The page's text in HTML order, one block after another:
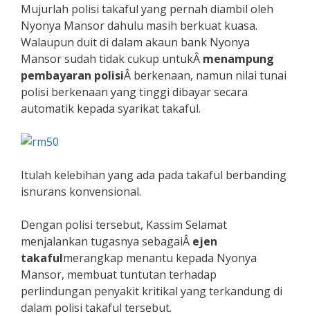
Mujurlah polisi takaful yang pernah diambil oleh
Nyonya Mansor dahulu masih berkuat kuasa.
Walaupun duit di dalam akaun bank Nyonya
Mansor sudah tidak cukup untukÂ menampung
pembayaran polisiÂ berkenaan, namun nilai tunai
polisi berkenaan yang tinggi dibayar secara
automatik kepada syarikat takaful.
Itulah kelebihan yang ada pada takaful berbanding
isnurans konvensional.
Dengan polisi tersebut, Kassim Selamat
menjalankan tugasnya sebagaiÂ ejen
takafulmerangkap menantu kepada Nyonya
Mansor, membuat tuntutan terhadap
perlindungan penyakit kritikal yang terkandung di
dalam polisi takaful tersebut.